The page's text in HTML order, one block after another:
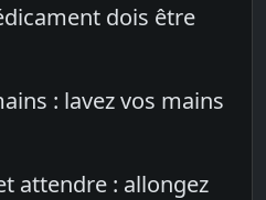
dois être
: lavez vos mains
attendre : allongez